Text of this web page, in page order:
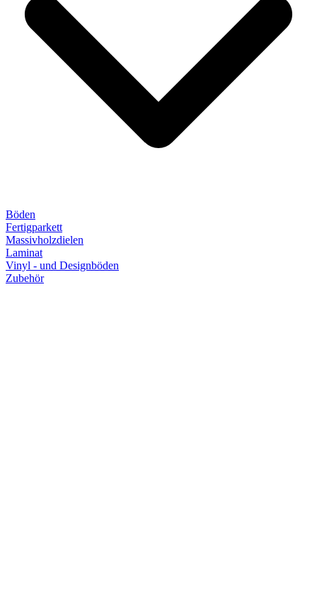
Böden
Fertigparkett
Massivholzdielen
Laminat
Vinyl - und Designböden
Zubehör